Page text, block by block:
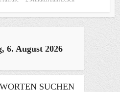
6. August 2026
SUCHEN